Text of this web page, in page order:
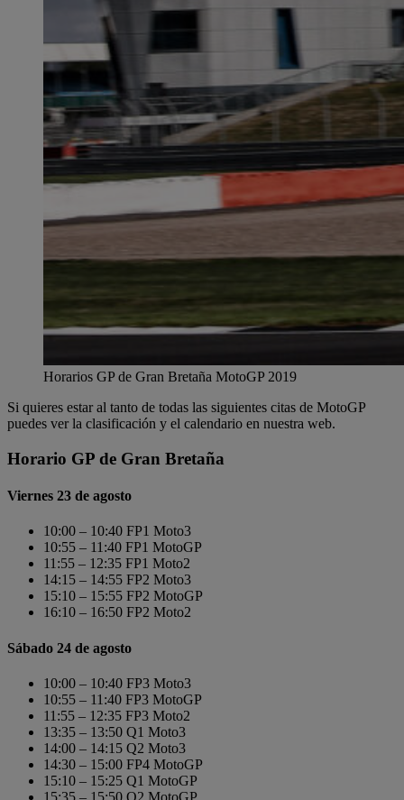
Horarios GP de Gran Bretaña MotoGP 2019
Si quieres estar al tanto de todas las siguientes citas de MotoGP
puedes ver la clasificación y el calendario en nuestra web.
Horario GP de Gran Bretaña
Viernes 23 de agosto
10:00 – 10:40 FP1 Moto3
10:55 – 11:40 FP1 MotoGP
11:55 – 12:35 FP1 Moto2
14:15 – 14:55 FP2 Moto3
15:10 – 15:55 FP2 MotoGP
16:10 – 16:50 FP2 Moto2
Sábado 24 de agosto
10:00 – 10:40 FP3 Moto3
10:55 – 11:40 FP3 MotoGP
11:55 – 12:35 FP3 Moto2
13:35 – 13:50 Q1 Moto3
14:00 – 14:15 Q2 Moto3
14:30 – 15:00 FP4 MotoGP
15:10 – 15:25 Q1 MotoGP
15:35 – 15:50 Q2 MotoGP